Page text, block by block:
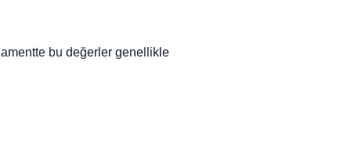
bu değerler genellikle